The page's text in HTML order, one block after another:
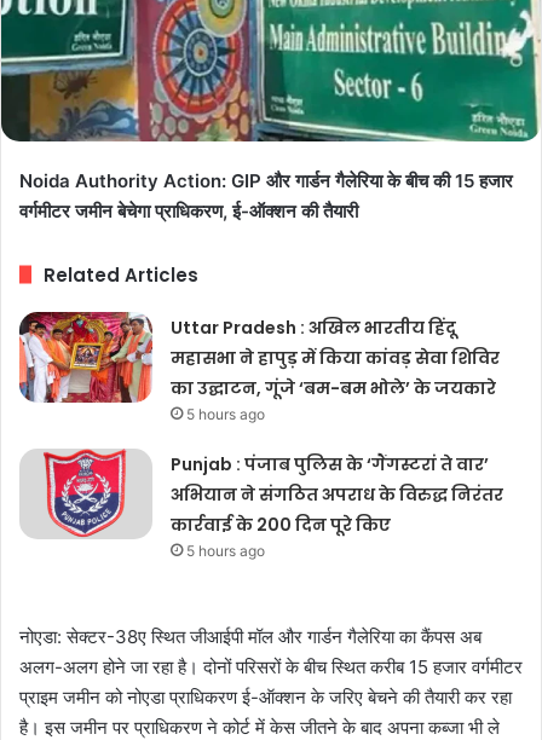
Noida Authority Action: GIP और गार्डन गैलेरिया के बीच की 15 हजार
वर्गमीटर जमीन बेचेगा प्राधिकरण, ई-ऑक्शन की तैयारी
Related Articles
Uttar Pradesh : अखिल भारतीय हिंदू
महासभा ने हापुड़ में किया कांवड़ सेवा शिविर
का उद्घाटन, गूंजे ‘बम-बम भोले’ के जयकारे
5 hours ago
Punjab : पंजाब पुलिस के ‘गैंगस्टरां ते वार’
अभियान ने संगठित अपराध के विरुद्ध निरंतर
कार्रवाई के 200 दिन पूरे किए
5 hours ago
नोएडा: सेक्टर-38ए स्थित जीआईपी मॉल और गार्डन गैलेरिया का कैंपस अब
अलग-अलग होने जा रहा है। दोनों परिसरों के बीच स्थित करीब 15 हजार वर्गमीटर
प्राइम जमीन को नोएडा प्राधिकरण ई-ऑक्शन के जरिए बेचने की तैयारी कर रहा
है। इस जमीन पर प्राधिकरण ने कोर्ट में केस जीतने के बाद अपना कब्जा भी ले